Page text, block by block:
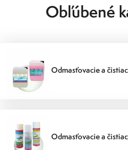
Obľúbené
Odmasťovacie a
Odmasťovacie a